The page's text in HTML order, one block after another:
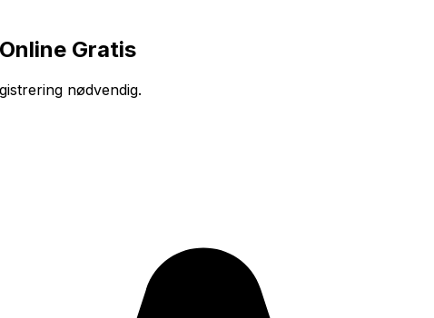
Gratis
nødvendig.